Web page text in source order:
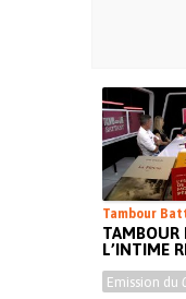
Tambour
TAMBOUR
L’INTIME
Emission du